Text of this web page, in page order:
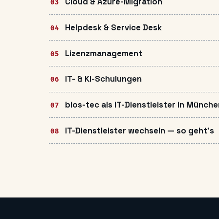
Helpdesk & Service Desk
Lizenzmanagement
IT- & KI-Schulungen
bios-tec als IT-Dienstleister in
IT-Dienstleister wechseln — so geht's